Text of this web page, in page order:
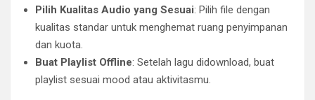
Pilih Kualitas Audio yang Sesuai: Pilih file dengan
kualitas standar untuk menghemat ruang penyimpanan
dan kuota.
Buat Playlist Offline: Setelah lagu didownload, buat
playlist sesuai mood atau aktivitasmu.